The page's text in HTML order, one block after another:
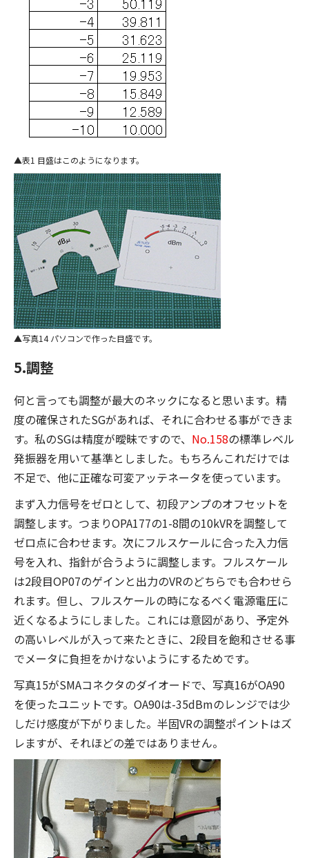
表1 目盛はこのようになります。
写真14 パソコンで作った目盛です。
5.調整
何と言っても調整が最大のネックになると思います。精
度の確保されたSGがあれば、それに合わせる事ができま
す。私のSGは精度が曖昧ですので、 No.158の標準レベル
発振器を用いて基準としました。もちろんこれだけでは
不足で、他に正確な可変アッテネータを使っています。
まず入力信号をゼロとして、初段アンプのオフセットを
調整します。つまりOPA177の1-8間の10kVRを調整して
ゼロ点に合わせます。次にフルスケールに合った入力信
号を入れ、指針が合うように調整します。フルスケール
は2段目OP07のゲインと出力のVRのどちらでも合わせら
れます。但し、フルスケールの時になるべく電源電圧に
近くなるようにしました。これには意図があり、予定外
の高いレベルが入って来たときに、2段目を飽和させる事
でメータに負担をかけないようにするためです。
写真15がSMAコネクタのダイオードで、写真16がOA90
を使ったユニットです。OA90は-35dBmのレンジでは少
しだけ感度が下がりました。半固VRの調整ポイントはズ
レますが、それほどの差ではありません。